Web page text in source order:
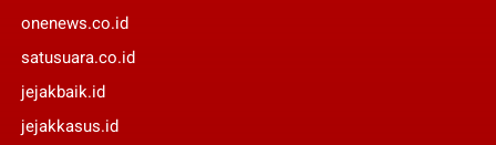
onenews.co.id
satusuara.co.id
jejakbaik.id
jejakkasus.id